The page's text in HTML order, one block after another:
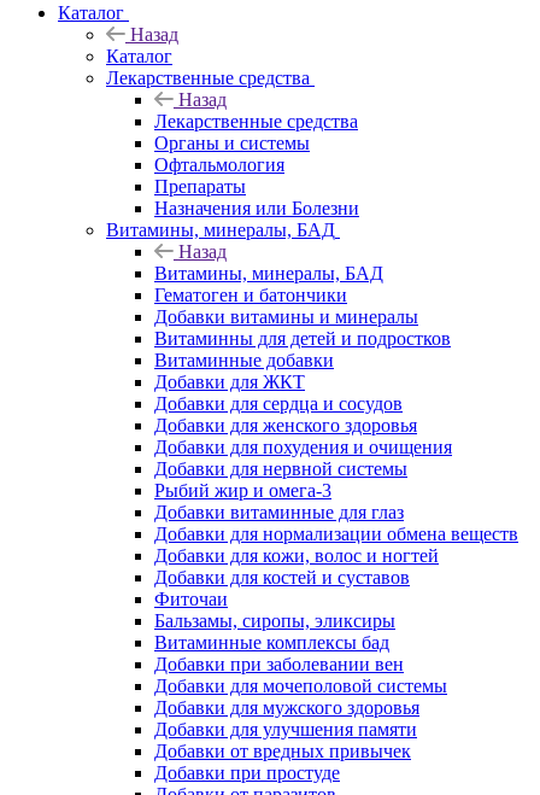
Каталог
Назад
Каталог
Лекарственные средства
Назад
Лекарственные средства
Органы и системы
Офтальмология
Препараты
Назначения или Болезни
Витамины, минералы, БАД
Назад
Витамины, минералы, БАД
Гематоген и батончики
Добавки витамины и минералы
Витаминны для детей и подростков
Витаминные добавки
Добавки для ЖКТ
Добавки для сердца и сосудов
Добавки для женского здоровья
Добавки для похудения и очищения
Добавки для нервной системы
Рыбий жир и омега-3
Добавки витаминные для глаз
Добавки для нормализации обмена веществ
Добавки для кожи, волос и ногтей
Добавки для костей и суставов
Фиточаи
Бальзамы, сиропы, эликсиры
Витаминные комплексы бад
Добавки при заболевании вен
Добавки для мочеполовой системы
Добавки для мужского здоровья
Добавки для улучшения памяти
Добавки от вредных привычек
Добавки при простуде